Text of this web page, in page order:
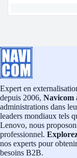
Expert en
depuis 2006, Navicom
administrations dans
leaders mondiaux tels
Lenovo, nous
professionnel.
nos experts pour
besoins B2B.